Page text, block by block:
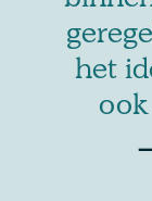
het